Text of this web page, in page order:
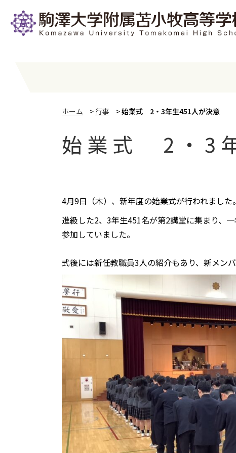
ホーム >行事 >始業式 2・3年生451人が決意
始業式 2・3
4月9日（木）、新年度の始業式が行われました。
進級した2、3年生451名が第2講堂に集まり、
参加していました。
式後には新任教職員3人の紹介もあり、新メン